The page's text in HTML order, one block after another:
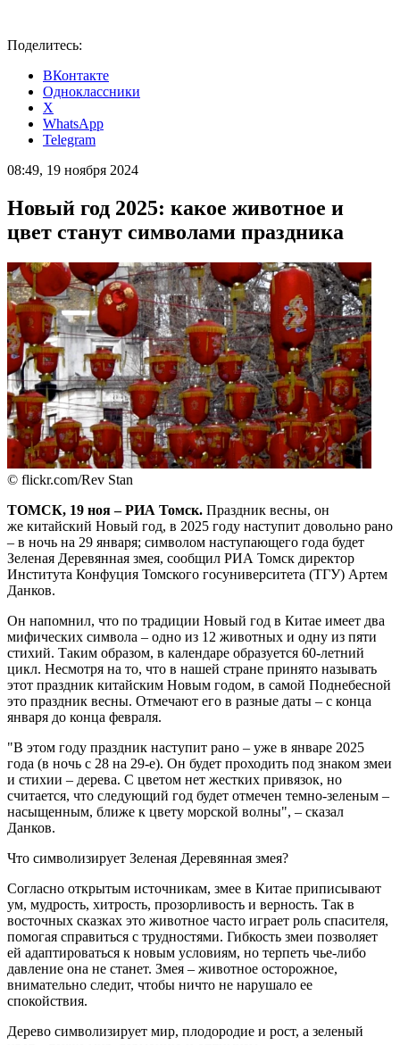
Поделитесь:
ВКонтакте
Одноклассники
X
WhatsApp
Telegram
08:49, 19 ноября 2024
Новый год 2025: какое животное и
цвет станут символами праздника
© flickr.com/Rev Stan
ТОМСК, 19 ноя – РИА Томск. Праздник весны, он
же китайский Новый год, в 2025 году наступит довольно рано
– в ночь на 29 января; символом наступающего года будет
Зеленая Деревянная змея, сообщил РИА Томск директор
Института Конфуция Томского госуниверситета (ТГУ) Артем
Данков.
Он напомнил, что по традиции Новый год в Китае имеет два
мифических символа – одно из 12 животных и одну из пяти
стихий. Таким образом, в календаре образуется 60-летний
цикл. Несмотря на то, что в нашей стране принято называть
этот праздник китайским Новым годом, в самой Поднебесной
это праздник весны. Отмечают его в разные даты – с конца
января до конца февраля.
"В этом году праздник наступит рано – уже в январе 2025
года (в ночь с 28 на 29-е). Он будет проходить под знаком змеи
и стихии – дерева. С цветом нет жестких привязок, но
считается, что следующий год будет отмечен темно-зеленым –
насыщенным, ближе к цвету морской волны", – сказал
Данков.
Что символизирует Зеленая Деревянная змея?
Согласно открытым источникам, змее в Китае приписывают
ум, мудрость, хитрость, прозорливость и верность. Так в
восточных сказках это животное часто играет роль спасителя,
помогая справиться с трудностями. Гибкость змеи позволяет
ей адаптироваться к новым условиям, но терпеть чье-либо
давление она не станет. Змея – животное осторожное,
внимательно следит, чтобы ничто не нарушало ее
спокойствия.
Дерево символизирует мир, плодородие и рост, а зеленый